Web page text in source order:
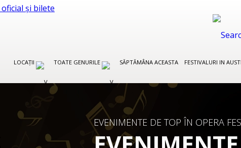
LOCAȚII TOATE GENURILE SĂPTĂMÂNA ACEASTA FESTIVALURI IN
EVENIMENTE DE TOP ÎN OPERA